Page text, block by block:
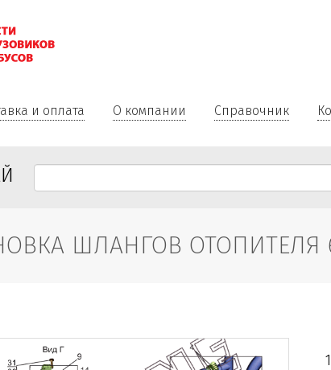
и оплата О компании Справочник
ШЛАНГОВ ОТОПИТЕЛЯ
1